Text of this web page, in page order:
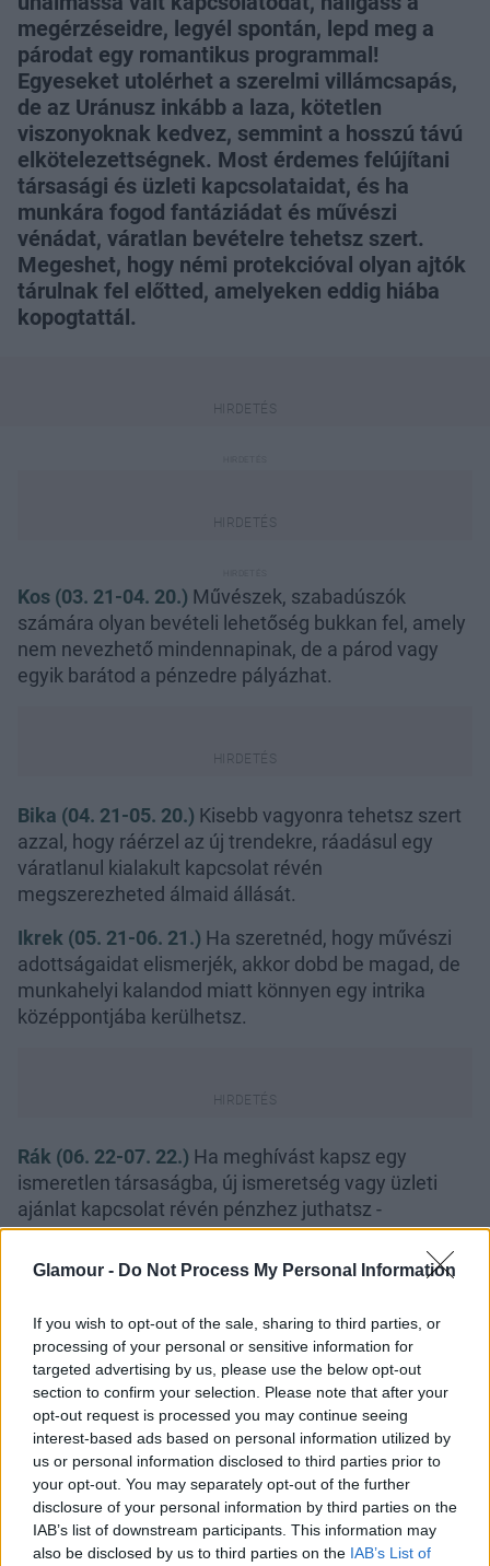
Glamour - Do Not Process My Personal Information
If you wish to opt-out of the sale, sharing to third parties, or
processing of your personal or sensitive information for
targeted advertising by us, please use the below opt-out
section to confirm your selection. Please note that after your
opt-out request is processed you may continue seeing
interest-based ads based on personal information utilized by
us or personal information disclosed to third parties prior to
your opt-out. You may separately opt-out of the further
disclosure of your personal information by third parties on the
IAB’s list of downstream participants. This information may
also be disclosed by us to third parties on the IAB’s List of
megérzéseidre, legyél spontán, lepd meg a
párodat egy romantikus programmal!
Egyeseket utolérhet a szerelmi villámcsapás,
de az Uránusz inkább a laza, kötetlen
viszonyoknak kedvez, semmint a hosszú távú
elkötelezettségnek. Most érdemes felújítani
társasági és üzleti kapcsolataidat, és ha
munkára fogod fantáziádat és művészi
vénádat, váratlan bevételre tehetsz szert.
Megeshet, hogy némi protekcióval olyan ajtók
tárulnak fel előtted, amelyeken eddig hiába
kopogtattál.
Kos (03. 21-04. 20.) Művészek, szabadúszók
számára olyan bevételi lehetőség bukkan fel, amely
nem nevezhető mindennapinak, de a párod vagy
egyik barátod a pénzedre pályázhat.
Bika (04. 21-05. 20.) Kisebb vagyonra tehetsz szert
azzal, hogy ráérzel az új trendekre, ráadásul egy
váratlanul kialakult kapcsolat révén
megszerezheted álmaid állását.
Ikrek (05. 21-06. 21.) Ha szeretnéd, hogy művészi
adottságaidat elismerjék, akkor dobd be magad, de
munkahelyi kalandod miatt könnyen egy intrika
középpontjába kerülhetsz.
Rák (06. 22-07. 22.) Ha meghívást kapsz egy
ismeretlen társaságba, új ismeretség vagy üzleti
ajánlat kapcsolat révén pénzhez juthatsz -
magánéletedbe pezsgést hozhat egy váratlan
utazás.
váratlan munkalehetőséget ígér a mai nap, de a
személyes kapcsolatok jelentik a kulcsot, hogy új
üzleti lehetőségek után nézz.
Szűz (08. 24-09. 23.)Tűzd programodra, hogy a
pároddal rendszeresen kerestek közös szórakozási
lehetőségeket, vedd számba, mi az, amit
mindketten élveztek: utazás, közös üzlet.
Mérleg (09. 24-10. 23.)Új munkalehetőség és